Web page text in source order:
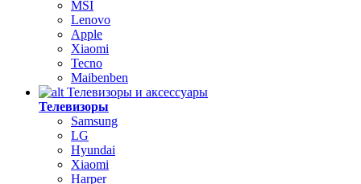
MSI
Lenovo
Apple
Xiaomi
Tecno
Maibenben
Телевизоры и аксессуары
Телевизоры
Samsung
LG
Hyundai
Xiaomi
Harper